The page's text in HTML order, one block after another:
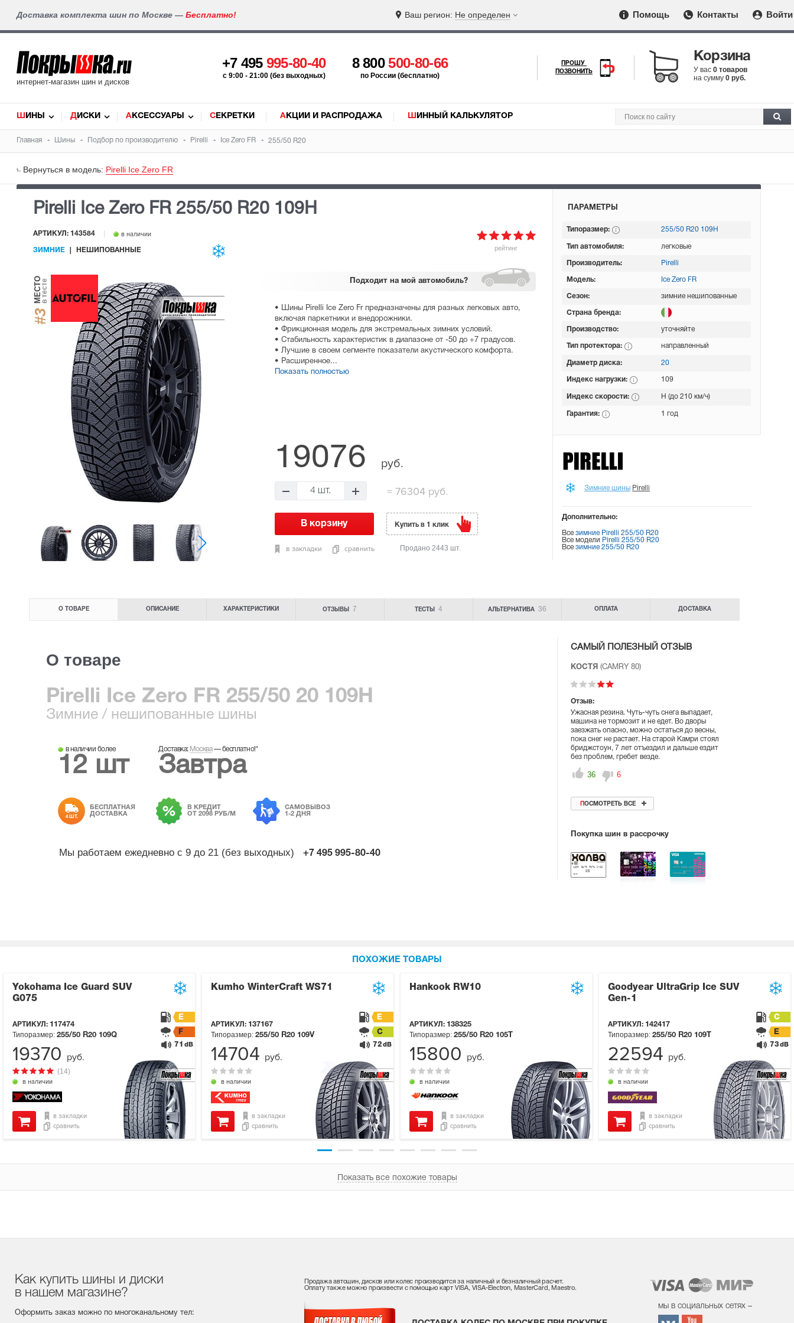
Доставка комплекта шин по Москве — Бесплатно! Ваш регион: Не определен Помощь Контакты Войти
интернет-магазин шин и дисков
+7 495 995-80-40
c 9:00 - 21:00 (без выходных)
8 800500-80-66
по России (бесплатно)
ПРОШУ
ПОЗВОНИТЬ
Корзина
У вас 0 товаров
на сумму 0 руб.
ШИНЫ ДИСКИ АКСЕССУАРЫ СЕКРЕТКИ АКЦИИ И РАСПРОДАЖА ШИННЫЙ КАЛЬКУЛЯТОР
Главная Шины Подбор по производителю Pirelli Ice Zero FR 255/50 R20
Вернуться в модель: Pirelli Ice Zero FR
Pirelli Ice Zero FR 255/50 R20 109H
рейтинг
АРТИКУЛ: 143584 в наличии
ЗИМНИЕ НЕШИПОВАННЫЕ
#3
МЕСТОв тесте Подходит на мой автомобиль?
• Шины Pirelli Ice Zero Fr предназначены для разных легковых авто,
включая паркетники и внедорожники.
• Фрикционная модель для экстремальных зимних условий.
• Стабильность характеристик в диапазоне от -50 до +7 градусов.
• Лучшие в своем сегменте показатели акустического комфорта.
• Расширенное...
Показать полностью
19076 руб.
4 шт. =76304 руб.
в закладки сравнить
Купить в 1 клик
Продано 2443 шт.
ПАРАМЕТРЫ
Типоразмер: 255/50 R20 109H
Тип автомобиля: легковые
Производитель: Pirelli
Модель: Ice Zero FR
Сезон: зимние нешипованные
Страна бренда:
Производство: уточняйте
Тип протектора: направленный
Диаметр диска: 20
Индекс нагрузки: 109
Индекс скорости: H (до 210 км/ч)
Гарантия: 1 год
Зимние шины Pirelli
Дополнительно:
Всезимние Pirelli 255/50 R20
Все модели Pirelli 255/50 R20
Всезимние 255/50 R20
О ТОВАРЕ ОПИСАНИЕ ХАРАКТЕРИСТИКИ ОТЗЫВЫ 7 ТЕСТЫ 4 АЛЬТЕРНАТИВА 36 ОПЛАТА ДОСТАВКА
О товаре
Pirelli Ice Zero FR 255/50 20 109H
Зимние / нешипованные шины
в наличии более
12 шт
Доставка: Москва—бесплатно!*
Завтра
4 ШТ.
БЕСПЛАТНАЯ
ДОСТАВКА
В КРЕДИТ
ОТ 2098 РУБ/М
САМОВЫВОЗ
1-2 ДНЯ
Мы работаем ежедневно с 9 до 21 (без выходных) +7 495 995-80-40
САМЫЙ ПОЛЕЗНЫЙ ОТЗЫВ
КОСТЯ (CAMRY 80)
Отзыв:
Ужасная резина. Чуть-чуть снега выпадает,
машина не тормозит и не едет. Во дворы
заезжать опасно, можно остаться до весны,
пока снег не растает. На старой Камри стоял
бриджстоун, 7 лет отъездил и дальше ездит
без проблем, гребет везде.
36 6
ПОСМОТРЕТЬ ВСЕ
Покупка шин в рассрочку
ПОХОЖИЕ ТОВАРЫ
Yokohama Ice Guard SUV
G075
АРТИКУЛ: 117474
в наличии
(14)
Типоразмер: 255/50 R20 109Q
E
F
71 dB
в закладки
сравнить
19370 руб.
Kumho WinterCraft WS71
АРТИКУЛ: 137167
в наличии
Типоразмер: 255/50 R20 109V
E
C
72 dB
в закладки
сравнить
14704 руб.
Hankook RW10
АРТИКУЛ: 138325
в наличии
Типоразмер: 255/50 R20 105T
в закладки
сравнить
15800 руб.
Goodyear UltraGrip Ice SUV
Gen-1
АРТИКУЛ: 142417
в наличии
Типоразмер: 255/50 R20 109T
C
E
73 dB
в закладки
сравнить
22594 руб.
Показать все похожие товары
Как купить шины и диски
в нашем магазине?
Оформить заказ можно по многоканальному тел:
Продажа автошин, дисков или колес производится за наличный и безналичный расчет.
Оплату также можно произвести с помощью карт VISA, VISA-Electron, MasterCard, Maestro.
мы в социальных сетях –